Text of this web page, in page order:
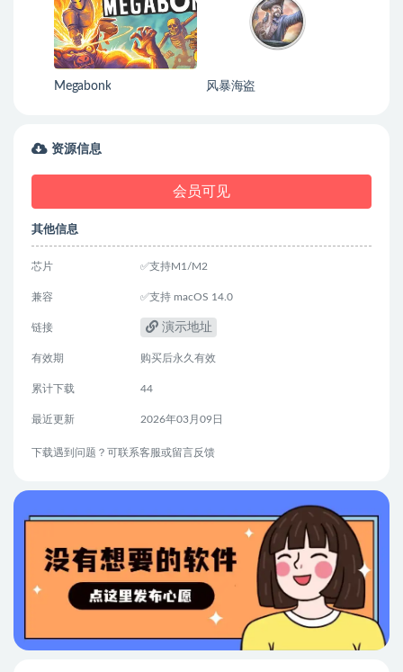
Megabonk 风暴海盗
资源信息
会员可见
其他信息
芯片 ✅支持M1/M2
兼容 ✅支持 macOS 14.0
链接 演示地址
有效期 购买后永久有效
累计下载 44
最近更新 2026年03月09日
下载遇到问题？可联系客服或留言反馈